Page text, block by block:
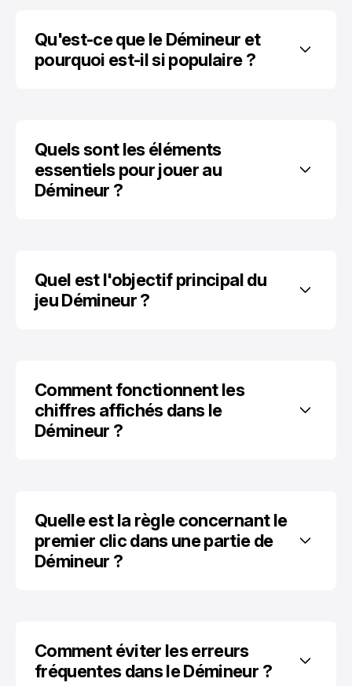
Qu'est-ce que le Démineur et
pourquoi est-il si populaire ?
Quels sont les éléments
essentiels pour jouer au
Démineur ?
Quel est l'objectif principal du
jeu Démineur ?
Comment fonctionnent les
chiffres affichés dans le
Démineur ?
Quelle est la règle concernant le
premier clic dans une partie de
Démineur ?
Comment éviter les erreurs
fréquentes dans le Démineur ?